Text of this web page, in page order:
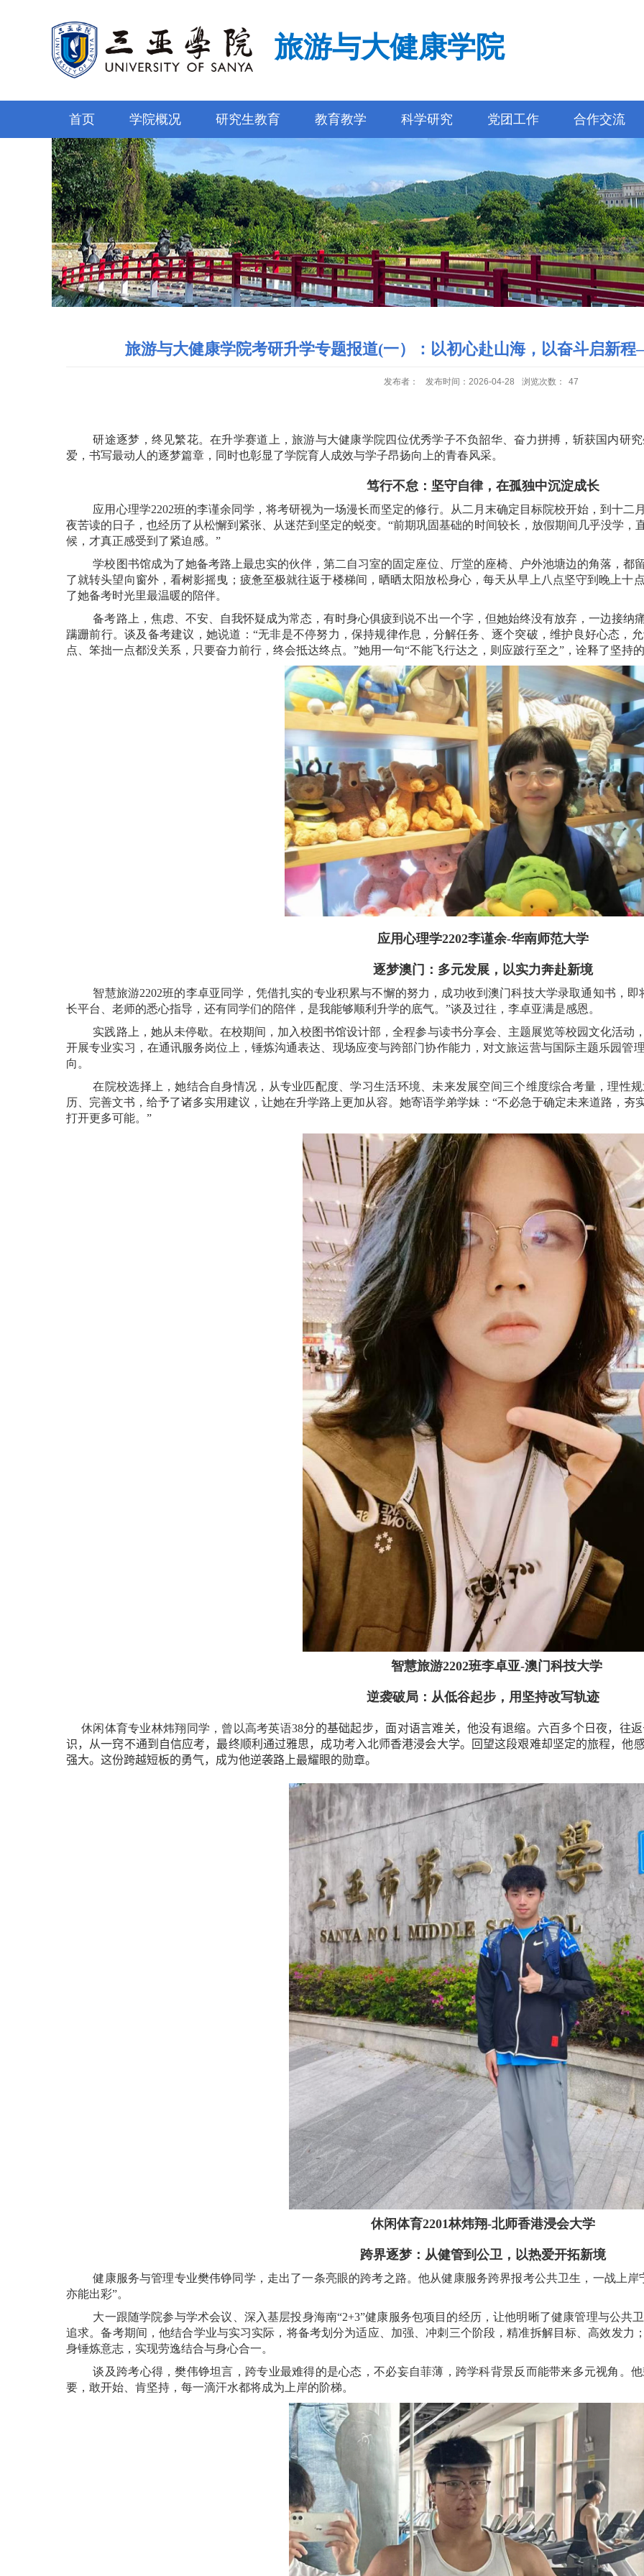
旅游与大健康学院
首页 学院概况 研究生教育 教育教学 科学研究 党团工作 合作交流
旅游与大健康学院考研升学专题报道(一）：以初心赴山海，以奋斗启新
发布者： 发布时间：2026-04-28 浏览次数： 47
研途逐梦，终见繁花。在升学赛道上，旅游与大健康学院四位优秀学子不负韶华、奋力拼搏，斩获国内研
爱，书写最动人的逐梦篇章，同时也彰显了学院育人成效与学子昂扬向上的青春风采。
笃行不怠：坚守自律，在孤独中沉淀成长
应用心理学2202班的李谨余同学，将考研视为一场漫长而坚定的修行。从二月末确定目标院校开始，到十二
夜苦读的日子，也经历了从松懈到紧张、从迷茫到坚定的蜕变。“前期巩固基础的时间较长，放假期间几乎没学，
候，才真正感受到了紧迫感。”
学校图书馆成为了她备考路上最忠实的伙伴，第二自习室的固定座位、厅堂的座椅、户外池塘边的角落，都
了就转头望向窗外，看树影摇曳；疲惫至极就往返于楼梯间，晒晒太阳放松身心，每天从早上八点坚守到晚上十
了她备考时光里最温暖的陪伴。
备考路上，焦虑、不安、自我怀疑成为常态，有时身心俱疲到说不出一个字，但她始终没有放弃，一边接纳
蹒跚前行。谈及备考建议，她说道：“无非是不停努力，保持规律作息，分解任务、逐个突破，维护良好心态，
点、笨拙一点都没关系，只要奋力前行，终会抵达终点。”她用一句“不能飞行达之，则应跛行至之”，诠释了坚持
应用心理学2202李谨余-华南师范大学
逐梦澳门：多元发展，以实力奔赴新境
智慧旅游2202班的李卓亚同学，凭借扎实的专业积累与不懈的努力，成功收到澳门科技大学录取通知书，
长平台、老师的悉心指导，还有同学们的陪伴，是我能够顺利升学的底气。”谈及过往，李卓亚满是感恩。
实践路上，她从未停歇。在校期间，加入校图书馆设计部，全程参与读书分享会、主题展览等校园文化活动
开展专业实习，在通讯服务岗位上，锤炼沟通表达、现场应变与跨部门协作能力，对文旅运营与国际主题乐园管
向。
在院校选择上，她结合自身情况，从专业匹配度、学习生活环境、未来发展空间三个维度综合考量，理性
历、完善文书，给予了诸多实用建议，让她在升学路上更加从容。她寄语学弟学妹：“不必急于确定未来道路，
打开更多可能。”
智慧旅游2202班李卓亚-澳门科技大学
逆袭破局：从低谷起步，用坚持改写轨迹
休闲体育专业林炜翔同学，曾以高考英语38分的基础起步，面对语言难关，他没有退缩。六百多个日夜，往
识，从一窍不通到自信应考，最终顺利通过雅思，成功考入北师香港浸会大学。回望这段艰难却坚定的旅程，他
强大。这份跨越短板的勇气，成为他逆袭路上最耀眼的勋章。
休闲体育2201林炜翔-北师香港浸会大学
跨界逐梦：从健管到公卫，以热爱开拓新境
健康服务与管理专业樊伟铮同学，走出了一条亮眼的跨考之路。他从健康服务跨界报考公共卫生，一战上
亦能出彩”。
大一跟随学院参与学术会议、深入基层投身海南“2+3”健康服务包项目的经历，让他明晰了健康管理与公共
追求。备考期间，他结合学业与实习实际，将备考划分为适应、加强、冲刺三个阶段，精准拆解目标、高效发力
身锤炼意志，实现劳逸结合与身心合一。
谈及跨考心得，樊伟铮坦言，跨专业最难得的是心态，不必妄自菲薄，跨学科背景反而能带来多元视角。
要，敢开始、肯坚持，每一滴汗水都将成为上岸的阶梯。